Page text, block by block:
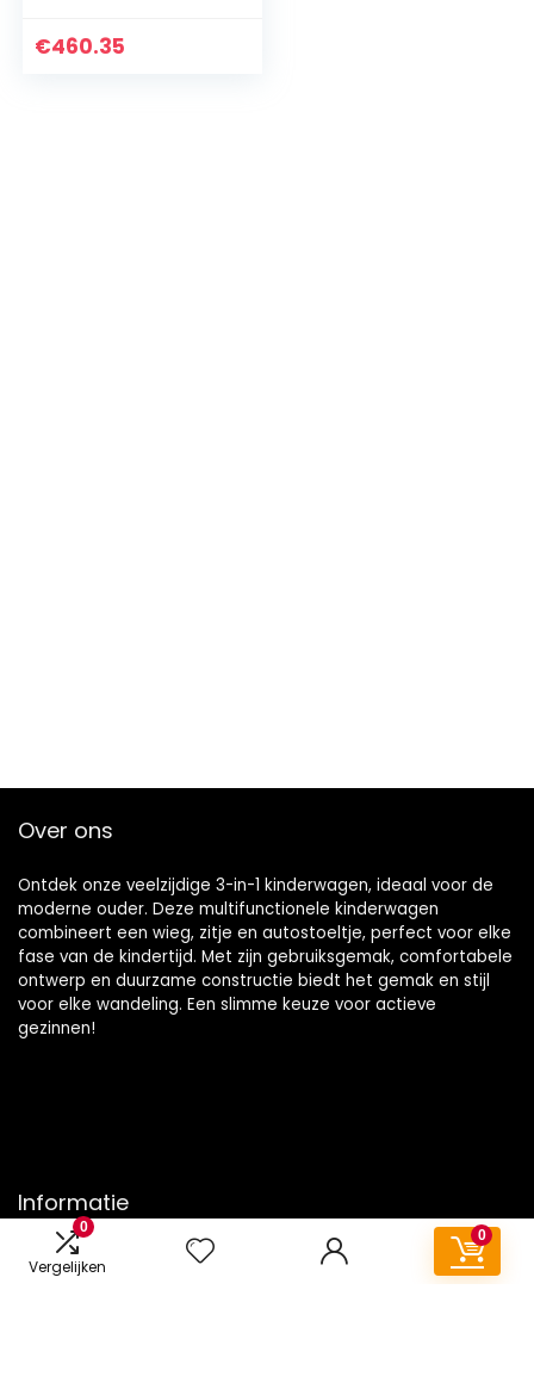
0
Vergelijken
0
wit en grijs
€460.35
Over ons
Ontdek onze veelzijdige 3-in-1 kinderwagen, ideaal voor de
moderne ouder. Deze multifunctionele kinderwagen
combineert een wieg, zitje en autostoeltje, perfect voor elke
fase van de kindertijd. Met zijn gebruiksgemak, comfortabele
ontwerp en duurzame constructie biedt het gemak en stijl
voor elke wandeling. Een slimme keuze voor actieve
gezinnen!
Informatie
Contact